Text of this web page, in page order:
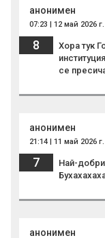
анонимен
07:23 | 12 май 2026 г.
8
Хора тук
се
анонимен
21:14 | 11 май 2026 г.
7
Най-
анонимен